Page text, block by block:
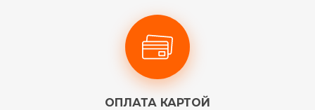
ОПЛАТА КАРТОЙ